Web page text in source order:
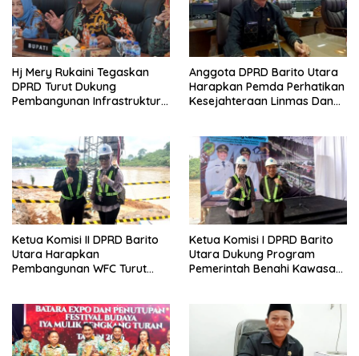
Hj Mery Rukaini Tegaskan
DPRD Turut Dukung
Pembangunan Infrastruktur
Anggota DPRD Barito Utara
Harapkan Pemda Perhatikan
Kesejahteraan Linmas Dan
Ketua Komisi II DPRD Barito
Utara Harapkan
Pembangunan WFC Turut
Ketua Komisi I DPRD Barito
Utara Dukung Program
Pemerintah Benahi Kawasan